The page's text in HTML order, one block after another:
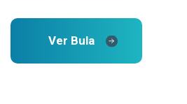
Ver Bula